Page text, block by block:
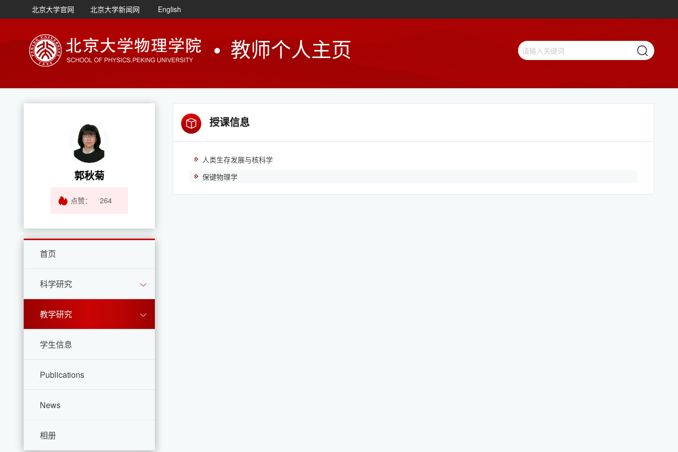
北京大学官网 北京大学新闻网 English
教师个人主页
郭秋菊
点赞： 264
首页
科学研究
教学研究
学生信息
Publications
News
相册
授课信息
人类生存发展与核科学
保键物理学